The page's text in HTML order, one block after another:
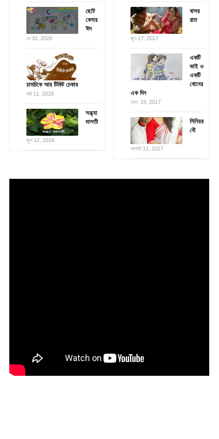
ছোট
বেলার
ঈদ
মে 31, 2020
চামচিকে আর টিকিট চেকার
মার্চ 11, 2018
সন্ধ্যা
মালতী
জুন 12, 2018
বাসর
রাত
জুন 17, 2017
একটি
ভাই ও
একটি
বোনের
এক দিন
নভে. 19, 2017
সিনিয়র
বৌ
আগস্ট 11, 2017